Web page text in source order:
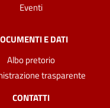
Eventi
E DATI
Albo pretorio
trasparente
CONTATTI